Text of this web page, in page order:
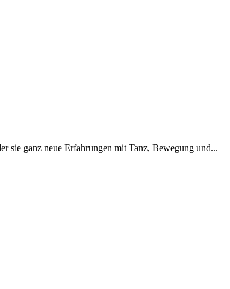
sie ganz neue Erfahrungen mit Tanz, Bewegung und...